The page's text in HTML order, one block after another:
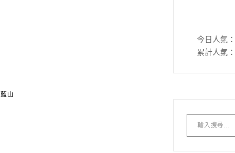
藍山
今日人氣：
累計人氣：